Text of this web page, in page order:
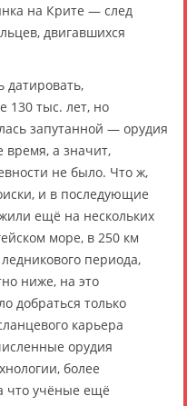
на Крите — след
двигавшихся
датировать,
130 тыс. лет, но
запутанной — орудия
время, а значит,
не было. Что ж,
и в последующие
ещё на нескольких
море, в 250 км
периода,
ниже, на это
добраться только
карьера
орудия
более
что учёные ещё